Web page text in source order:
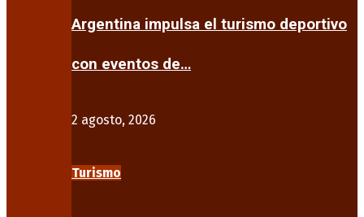
Argentina impulsa el turismo deportivo
con eventos de…
2 agosto, 2026
Turismo